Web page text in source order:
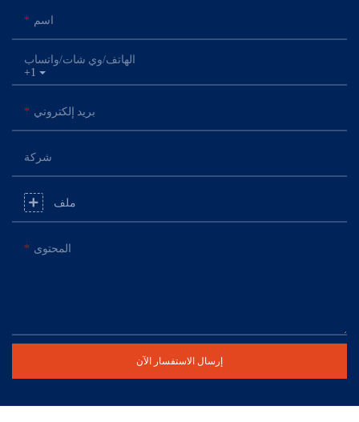
اسم
+1
الهاتف/وي شات/واتساب
بريد إلكتروني
شركة
ملف
المحتوى
إرسال الاستفسار الآن